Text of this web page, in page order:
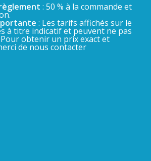
: 50 % à la commande et
: Les tarifs affichés sur le
à titre indicatif et peuvent ne pas
obtenir un prix exact et
de nous contacter